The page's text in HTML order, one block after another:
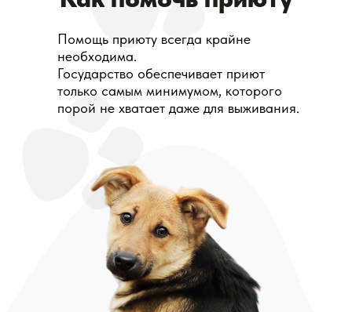
Помощь приюту всегда крайне
необходима.
Государство обеспечивает приют
только самым минимумом, которого
порой не хватает даже для выживания.